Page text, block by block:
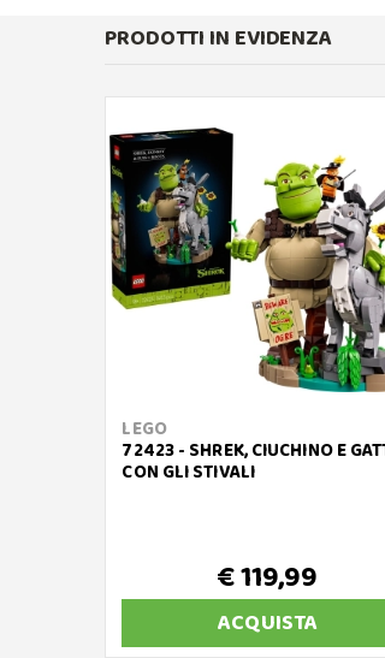
PRODOTTI IN EVIDENZA
LEGO
72423 - SHREK, CIUCHINO E
CON GLI STIVALI
€ 119,99
ACQUISTA